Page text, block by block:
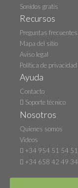
Sonidos gratis
Recursos
Preguntas frecuentes
Mapa del sitio
Aviso legal
Política de privacidad
Ayuda
Contacto
Soporte técnico
Nosotros
Quienes somos
Videos
+34 954 51 54 51
+34 658 42 49 34